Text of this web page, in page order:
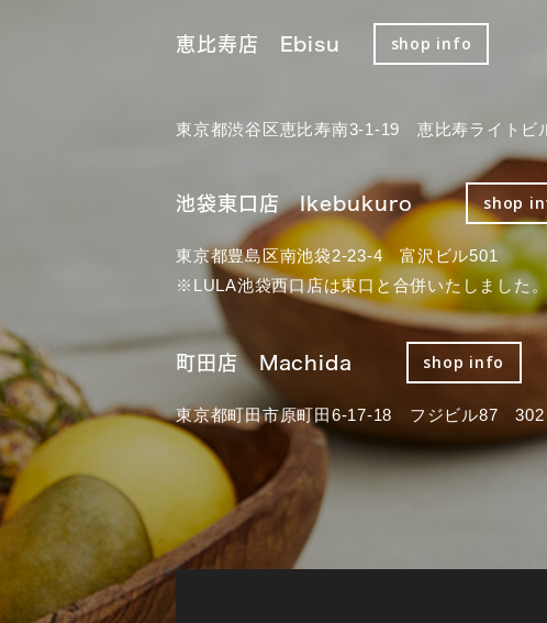
恵比寿店 Ebisu shop info
東京都渋谷区恵比寿南3-1-19 恵比寿ライトビ
池袋東口店 Ikebukuro shop
東京都豊島区南池袋2-23-4 富沢ビル501
※LULA池袋西口店は東口と合併いたしました。
町田店 Machida shop info
東京都町田市原町田6-17-18 フジビル87 302